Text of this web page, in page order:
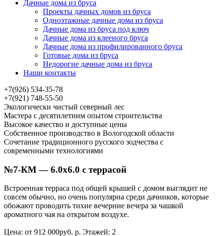
Дачные дома из бруса
Проекты дачных домов из бруса
Одноэтажные дачные дома из бруса
Дачные дома из бруса под ключ
Дачные дома из клееного бруса
Дачные дома из профилированного бруса
Готовые дома из бруса
Недорогие дачные дома из бруса
Наши контакты
+7(926) 534-35-78
+7(921) 748-55-50
Экологически чистый северный лес
Мастера с десятилетним опытом строительства
Высокое качество и доступные цены
Собственное производство в Вологодской области
Сочетание традиционного русского зодчества с
современными технологиями
№7-КМ — 6.0х6.0 с террасой
Встроенная терраса под общей крышей с домом выглядит не
совсем обычно, но очень популярна среди дачников, которые
обожают проводить тихие вечерние вечера за чашкой
ароматного чая на открытом воздухе.
Цена: от 912 000руб. р. Этажей: 2